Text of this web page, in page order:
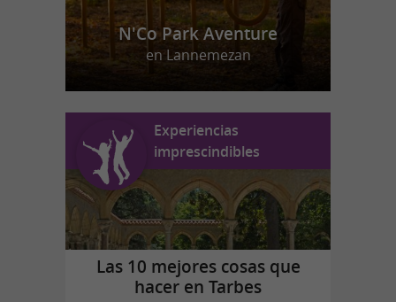
N'Co Park Aventure
en Lannemezan
Experiencias
imprescindibles
Las 10 mejores cosas que
hacer en Tarbes